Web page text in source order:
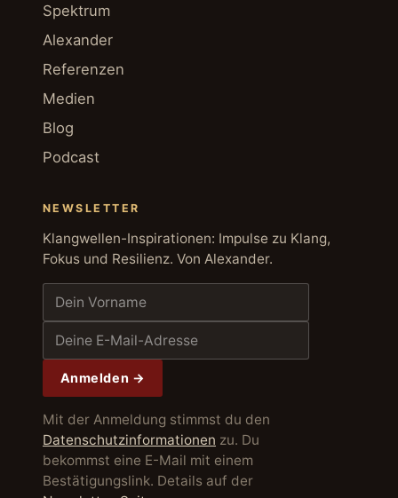
Spektrum
Alexander
Referenzen
Medien
Blog
Podcast
NEWSLETTER
Klangwellen-Inspirationen: Impulse zu Klang,
Fokus und Resilienz. Von Alexander.
Anmelden →
Mit der Anmeldung stimmst du den
Datenschutzinformationen zu. Du
bekommst eine E-Mail mit einem
Bestätigungslink. Details auf der